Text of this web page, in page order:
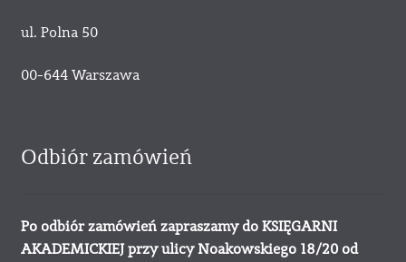
ul. Polna 50
00-644 Warszawa
Odbiór zamówień
Po odbiór zamówień zapraszamy do KSIĘGARNI
AKADEMICKIEJ przy ulicy Noakowskiego 18/20 od